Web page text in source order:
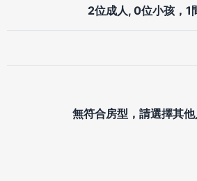
2位成人, 0位小孩，1
無符合房型，請選擇其他